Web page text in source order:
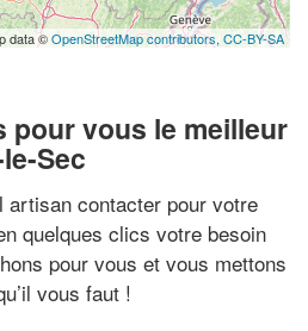
data ©OpenStreetMap contributors, CC-BY-SA
pour vous le meilleur
Sec
artisan contacter pour votre
quelques clics votre besoin
pour vous et vous mettons
vous faut !